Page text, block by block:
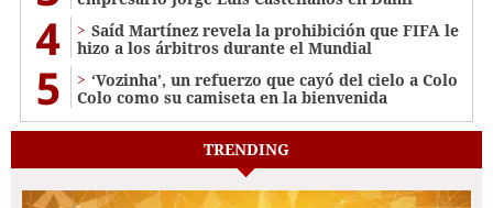
4
Saíd Martínez revela la prohibición que FIFA le
hizo a los árbitros durante el Mundial
5
‘Vozinha’, un refuerzo que cayó del cielo a Colo
Colo como su camiseta en la bienvenida
TRENDING